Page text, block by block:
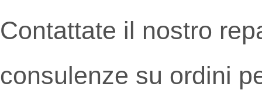
Contattate il nostro
consulenze su ordini